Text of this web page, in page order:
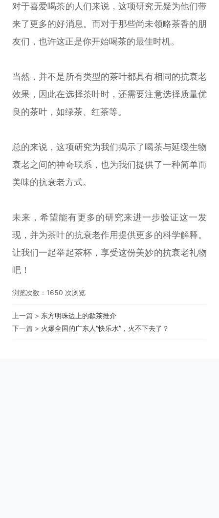
对于喜爱喝茶的人们来说，这项研究无疑为他们带
来了更多的好消息。而对于那些尚未领略茶香的朋
友们，也许这正是你开始喝茶的最佳时机。
当然，并不是所有类型的茶叶都具有相同的抗衰老
效果，因此在选择茶叶时，还需要注意选择质量优
良的茶叶，如绿茶、红茶等。
总的来说，这项研究为我们揭示了喝茶与延缓生物
衰老之间的神奇联系，也为我们提供了一种简单而
美味的抗衰老方式。
未来，希望能有更多的研究来进一步验证这一发
现，并为茶叶的抗衰老作用提供更多的科学解释。
让我们一起举起茶杯，享受这份美妙的抗衰老礼物
吧！
浏览次数： 1650 次浏览
上一篇 > 东方明珠边上的歙茶推介
下一篇 > 火爆全国的广东人“快乐水”，火不下去了？